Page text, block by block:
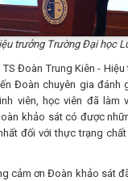
trưởng Trường Đại học
Đoàn Trung Kiên -
Đoàn chuyên gia đánh
viên, học viên đã làm
khảo sát có được
đối với thực trạng
cảm ơn Đoàn khảo sát